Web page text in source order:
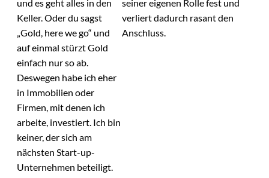
und es geht alles in den
Keller. Oder du sagst
„Gold, here we go“ und
auf einmal stürzt Gold
einfach nur so ab.
Deswegen habe ich eher
in Immobilien oder
Firmen, mit denen ich
arbeite, investiert. Ich bin
keiner, der sich am
nächsten Start-up-
Unternehmen beteiligt.
seiner eigenen Rolle fest und
verliert dadurch rasant den
Anschluss.